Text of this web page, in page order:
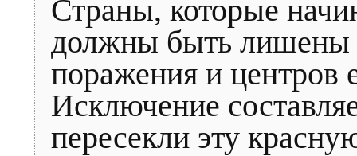
Страны, которые
должны быть лишены
поражения и центров
Исключение
пересекли эту